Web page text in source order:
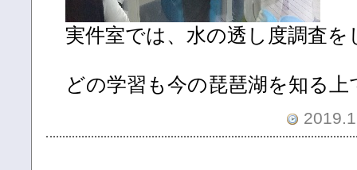
実件室では、水の透し度調査を
どの学習も今の琵琶湖を知る